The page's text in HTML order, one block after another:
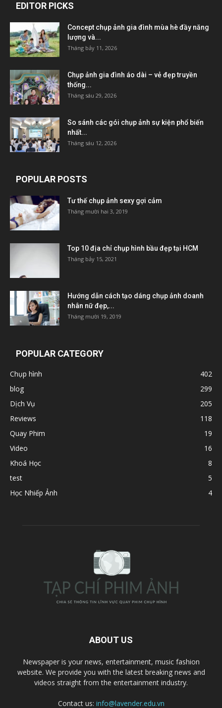
EDITOR PICKS
Concept chụp ảnh gia đình mùa hè đầy năng
lượng và...
Tháng bảy 11, 2026
Chụp ảnh gia đình áo dài – vẻ đẹp truyền
thống...
Tháng sáu 29, 2026
So sánh các gói chụp ảnh sự kiện phổ biến
nhất...
Tháng sáu 12, 2026
POPULAR POSTS
Tư thế chụp ảnh sexy gợi cảm
Tháng mười hai 3, 2019
Top 10 địa chỉ chụp hình bầu đẹp tại HCM
Tháng bảy 15, 2021
Hướng dẫn cách tạo dáng chụp ảnh doanh
nhân nữ đẹp,...
Tháng mười 19, 2019
POPULAR CATEGORY
Chụp hình
402
blog
299
Dịch Vụ
205
Reviews
118
Quay Phim
19
Video
16
Khoá Học
8
test
5
Học Nhiếp Ảnh
4
ABOUT US
Newspaper is your news, entertainment, music fashion
website. We provide you with the latest breaking news and
videos straight from the entertainment industry.
Contact us: info@lavender.edu.vn